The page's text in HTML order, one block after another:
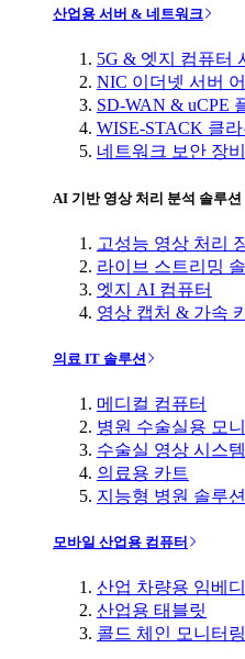
산업용 서버 & 네트워크
5G & 엣지 컴퓨터
NIC 이더넷 서버
SD-WAN & uCPE
WISE-STACK 클
네트워크 보안 장비
AI 기반 영상 처리 분석 솔루션
고성능 영상 처리
라이브 스트리밍
엣지 AI 컴퓨터
영상 캡처 & 가속
의료 IT 솔루션
메디컬 컴퓨터
병원 수술실용 모
수술실 영상 시스템
의료용 카트
지능형 병원 솔루션
모바일 산업용 컴퓨터
산업 차량용 임베
산업용 태블릿
콜드 체인 모니터